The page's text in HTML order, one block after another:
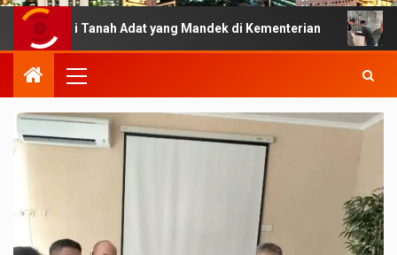
Tanah Adat yang Mandek di Kementerian Ujian